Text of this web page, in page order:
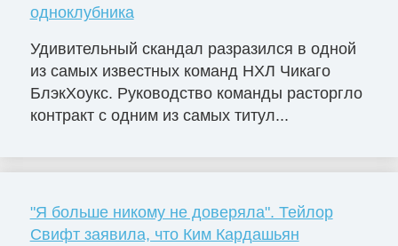
одноклубника
Удивительный скандал разразился в одной
из самых известных команд НХЛ Чикаго
БлэкХоукс. Руководство команды расторгло
контракт с одним из самых титул...
"Я больше никому не доверяла". Тейлор
Свифт заявила, что Ким Кардашьян